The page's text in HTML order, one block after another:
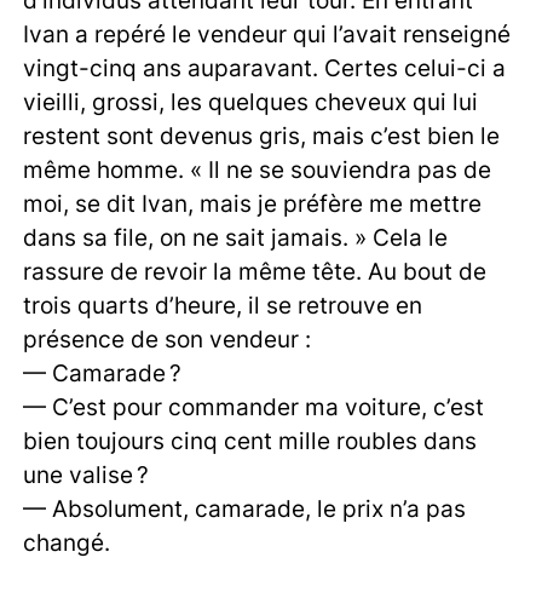
Ivan a repéré le vendeur qui l’avait renseigné
vingt-cinq ans auparavant. Certes celui-ci a
vieilli, grossi, les quelques cheveux qui lui
restent sont devenus gris, mais c’est bien le
même homme. « Il ne se souviendra pas de
moi, se dit Ivan, mais je préfère me mettre
dans sa file, on ne sait jamais. » Cela le
rassure de revoir la même tête. Au bout de
trois quarts d’heure, il se retrouve en
présence de son vendeur :
— Camarade ?
— C’est pour commander ma voiture, c’est
bien toujours cinq cent mille roubles dans
une valise ?
— Absolument, camarade, le prix n’a pas
changé.